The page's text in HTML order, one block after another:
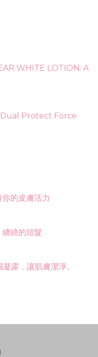
WHITE LOTION: A
Protect Force
的皮膚活力
繞的頭髮
露，讓肌膚潔淨。